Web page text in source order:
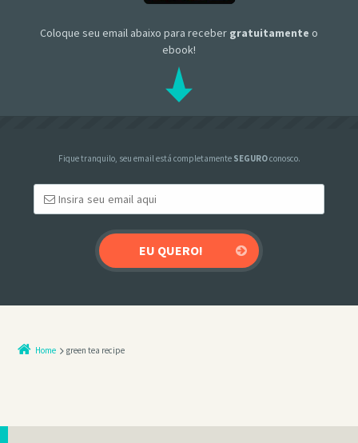
Coloque seu email abaixo para receber gratuitamente o
ebook!
Fique tranquilo, seu email está completamente SEGUROconosco.
Home green tea recipe